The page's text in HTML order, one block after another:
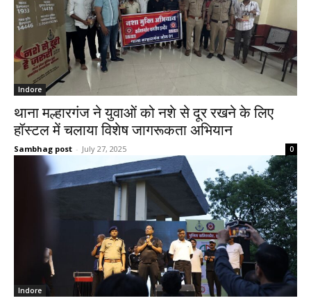
Indore
थाना मल्हारगंज ने युवाओं को नशे से दूर रखने के लिए
हॉस्टल में चलाया विशेष जागरूकता अभियान
Sambhag post - July 27, 2025 0
Indore